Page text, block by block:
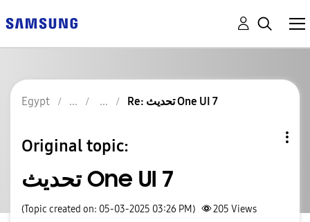
Egypt Re: تحديث One UI 7
Original topic:
تحديث One UI 7
(Topic created on: 05-03-2025 03:26 PM) 205 Views